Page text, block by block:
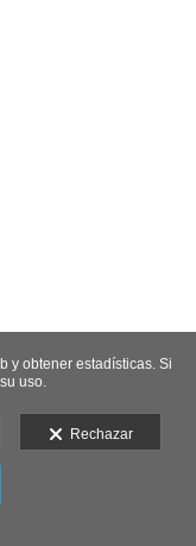
y obtener estadísticas. Si
uso.
Rechazar